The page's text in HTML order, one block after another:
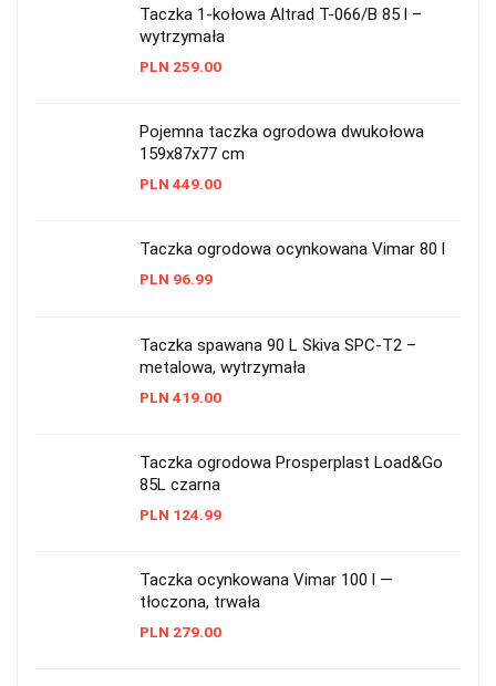
Taczka 1-kołowa Altrad T-066/B 85 l –
wytrzymała
PLN 259.00
Pojemna taczka ogrodowa dwukołowa
159x87x77 cm
PLN 449.00
Taczka ogrodowa ocynkowana Vimar 80 l
PLN 96.99
Taczka spawana 90 L Skiva SPC-T2 –
metalowa, wytrzymała
PLN 419.00
Taczka ogrodowa Prosperplast Load&Go
85L czarna
PLN 124.99
Taczka ocynkowana Vimar 100 l —
tłoczona, trwała
PLN 279.00